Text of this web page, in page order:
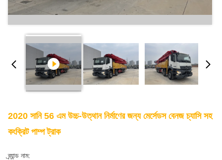
2020 সানি 56 এম উচ্চ-উত্থান নির্মাণের জন্য মের্সেডস বেনজ চ্যাসি সহ
কংক্রিট পাম্প ট্রাক
ব্র্যান্ড নাম: